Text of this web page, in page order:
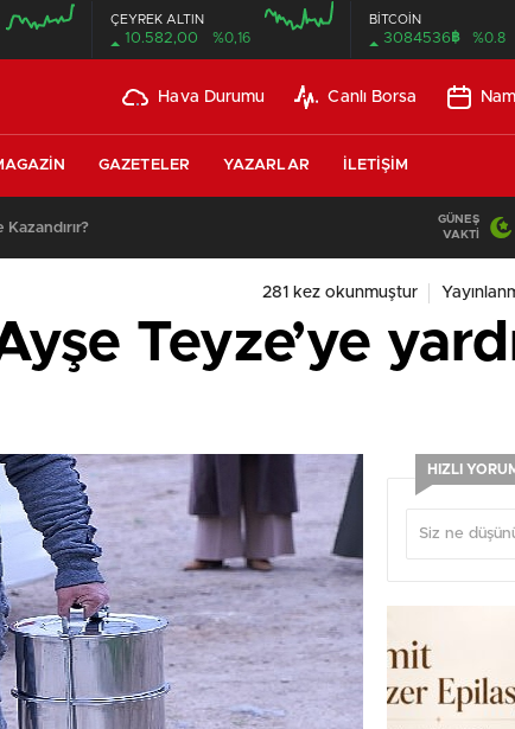
ÇEYREK ALTIN
10.582,00 %0,16
BİTCOİN
3084536฿ %0.8
Hava Durumu Canlı Borsa
GAZETELER YAZARLAR İLETIŞIM
21:21 /
GÜNEŞ
VAKTI
281 kez okunmuştur
Teyze’ye
HIZLI